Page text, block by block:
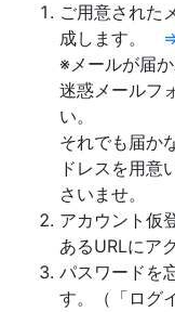
ご用意された
成します。
※メールが届
迷惑メールフ
い。
それでも届か
ドレスを用意
さいませ。
アカウント仮
あるURLにア
パスワードを
す。（「ログ